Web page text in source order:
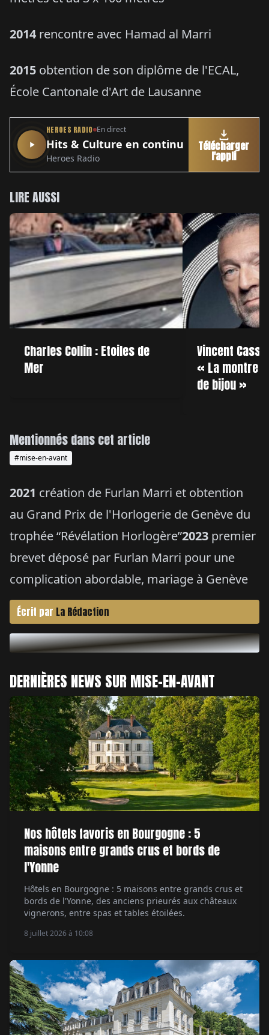
2014 rencontre avec Hamad al Marri
2015 obtention de son diplôme de l'ECAL,
École Cantonale d'Art de Lausanne
2021 création de Furlan Marri et obtention
au Grand Prix de l'Horlogerie de Genève du
trophée “Révélation Horlogère”2023 premier
brevet déposé par Furlan Marri pour une
complication abordable, mariage à Genève
HEROES RADIO En direct
Hits & Culture en continu
Heroes Radio
Télécharger
l'appli
Mentionnés dans cet article
#mise-en-avant
LIRE AUSSI
Charles Collin : Etoiles de
Mer
Vincent
« La montre
de bijou »
Écrit par La Rédaction
DERNIÈRES NEWS SUR MISE-EN-AVANT
Nos hôtels favoris en Bourgogne : 5
maisons entre grands crus et bords de
l'Yonne
Hôtels en Bourgogne : 5 maisons entre grands crus et
bords de l'Yonne, des anciens prieurés aux châteaux
vignerons, entre spas et tables étoilées.
8 juillet 2026 à 10:08